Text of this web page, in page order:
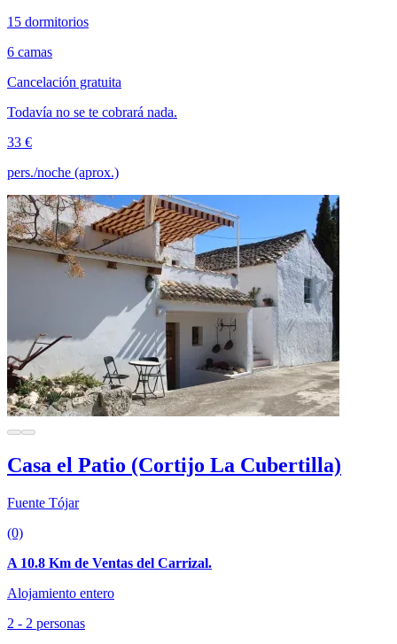
15 dormitorios
6 camas
Cancelación gratuita
Todavía no se te cobrará nada.
33 €
pers./noche (aprox.)
Casa el Patio (Cortijo La Cubertilla)
Fuente Tójar
(0)
A 10.8 Km de Ventas del Carrizal.
Alojamiento entero
2 - 2 personas